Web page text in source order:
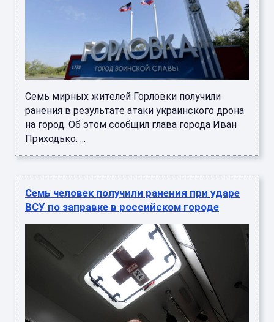
Семь мирных жителей Горловки получили
ранения в результате атаки украинского дрона
на город. Об этом сообщил глава города Иван
Приходько. ...
Семь человек получили ранения при ударе
ВСУ по заправке в российском городе